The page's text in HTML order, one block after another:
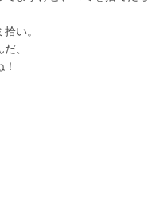
い。
、